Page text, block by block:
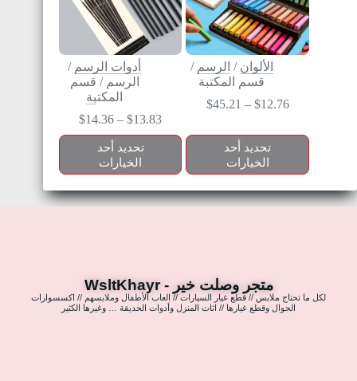
الألوان / الرسم /
قسم المكتبة
$12.76
–
$45.21
تحديد أحد
الخيارات
أدوات الرسم /
الرسم / قسم
المكتبة
$13.83
–
$14.36
تحديد أحد
الخيارات
متجر وصلت خير - WsltKhayr
لكل ما تحتاج ملابس // قطع غيار السيارات // العاب الأطفال وملابسهم // اكسسوارات
الجوال وقطع غيارها // اثاث المنزل وأدوات الحديقة … وغيرها الكثير